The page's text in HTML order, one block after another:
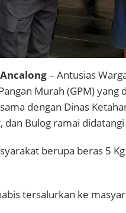
– Antusias
Murah (GPM) yang
dengan Dinas
dan Bulog ramai
berupa beras 5
tersalurkan ke